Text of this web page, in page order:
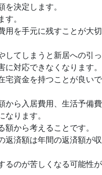
決定します。
。
用を手元に残すことが大切
してしまうと新居への引っ
対応できなくなります。
宅資金を持つことが良いで
から入居費用、生活予備費
ります。
から考えることです。
返済額は年間の返済額が収
るのが苦しくなる可能性が